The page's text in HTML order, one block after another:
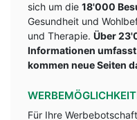
sich um die 18'000
Gesundheit und
und Therapie. Über
Informationen
kommen neue Seiten
Für Ihre